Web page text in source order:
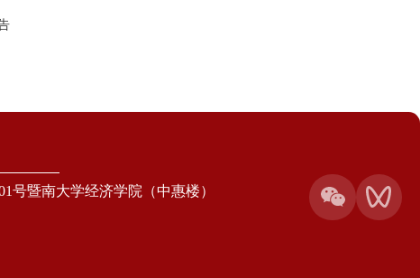
号暨南大学经济学院（中惠楼）